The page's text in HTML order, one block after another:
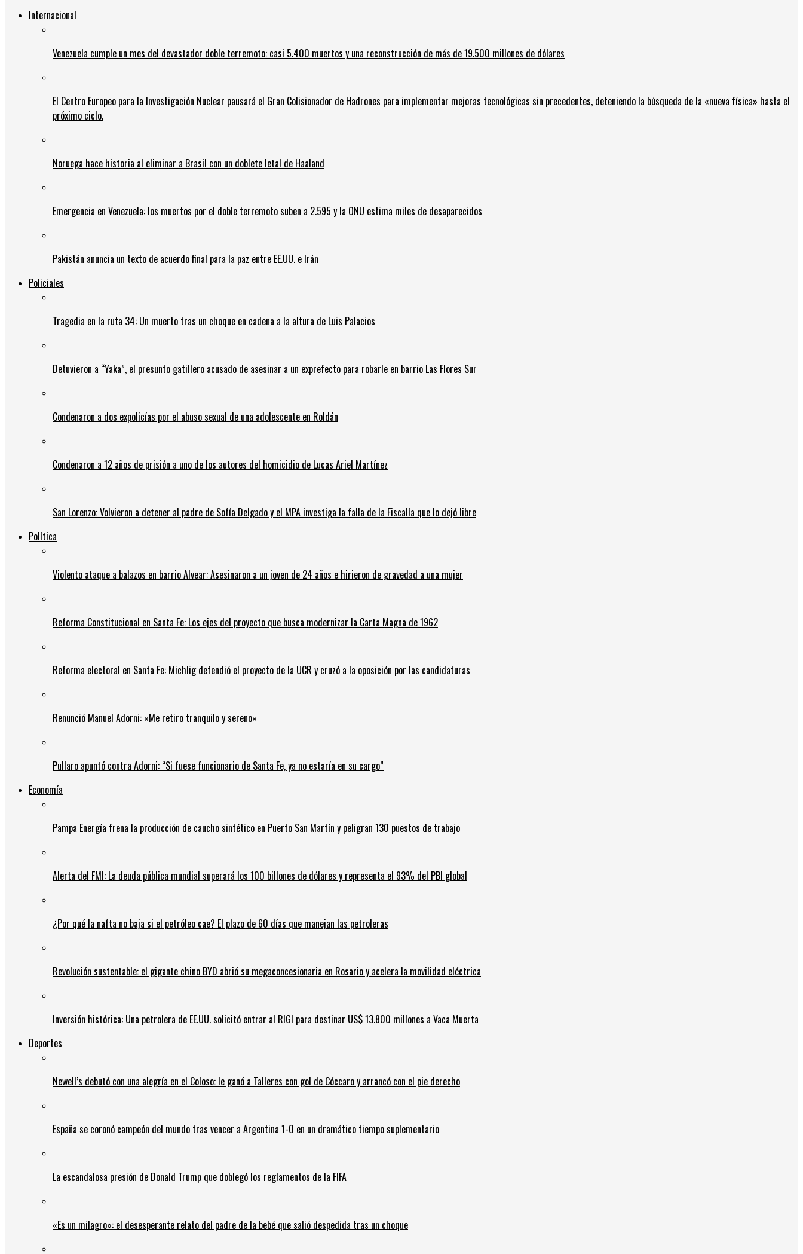
Internacional
Venezuela cumple un mes del devastador doble terremoto: casi 5.400 muertos y una reconstrucción de más de 19.500 millones de dólares
El Centro Europeo para la Investigación Nuclear pausará el Gran Colisionador de Hadrones para implementar mejoras tecnológicas sin precedentes, deteniendo la búsqueda de la «nueva física» hasta el
próximo ciclo.
Noruega hace historia al eliminar a Brasil con un doblete letal de Haaland
Emergencia en Venezuela: los muertos por el doble terremoto suben a 2.595 y la ONU estima miles de desaparecidos
Pakistán anuncia un texto de acuerdo final para la paz entre EE.UU. e Irán
Policiales
Tragedia en la ruta 34: Un muerto tras un choque en cadena a la altura de Luis Palacios
Detuvieron a “Yaka”, el presunto gatillero acusado de asesinar a un exprefecto para robarle en barrio Las Flores Sur
Condenaron a dos expolicías por el abuso sexual de una adolescente en Roldán
Condenaron a 12 años de prisión a uno de los autores del homicidio de Lucas Ariel Martínez
San Lorenzo: Volvieron a detener al padre de Sofía Delgado y el MPA investiga la falla de la Fiscalía que lo dejó libre
Política
Violento ataque a balazos en barrio Alvear: Asesinaron a un joven de 24 años e hirieron de gravedad a una mujer
Reforma Constitucional en Santa Fe: Los ejes del proyecto que busca modernizar la Carta Magna de 1962
Reforma electoral en Santa Fe: Michlig defendió el proyecto de la UCR y cruzó a la oposición por las candidaturas
Renunció Manuel Adorni: «Me retiro tranquilo y sereno»
Pullaro apuntó contra Adorni: “Si fuese funcionario de Santa Fe, ya no estaría en su cargo”
Economía
Pampa Energía frena la producción de caucho sintético en Puerto San Martín y peligran 130 puestos de trabajo
Alerta del FMI: La deuda pública mundial superará los 100 billones de dólares y representa el 93% del PBI global
¿Por qué la nafta no baja si el petróleo cae? El plazo de 60 días que manejan las petroleras
Revolución sustentable: el gigante chino BYD abrió su megaconcesionaria en Rosario y acelera la movilidad eléctrica
Inversión histórica: Una petrolera de EE.UU. solicitó entrar al RIGI para destinar US$ 13.800 millones a Vaca Muerta
Deportes
Newell’s debutó con una alegría en el Coloso: le ganó a Talleres con gol de Cóccaro y arrancó con el pie derecho
España se coronó campeón del mundo tras vencer a Argentina 1-0 en un dramático tiempo suplementario
La escandalosa presión de Donald Trump que doblegó los reglamentos de la FIFA
«Es un milagro»: el desesperante relato del padre de la bebé que salió despedida tras un choque